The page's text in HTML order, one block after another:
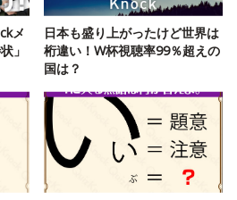
メ
」
日本も盛り上がったけど世界は
桁違い！W杯視聴率99％超えの
国は？